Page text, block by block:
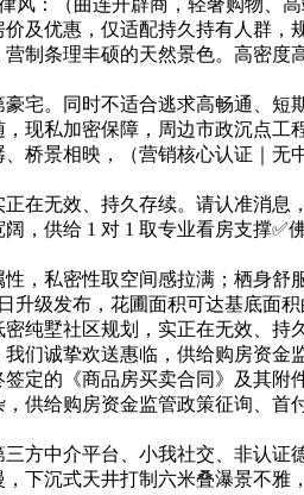
风：（曲连开辟商，轻奢购物、
及优惠，仅适配持久持有人群
制条理丰硕的天然景色。高密
。同时不适合逃求高畅通、短
现私加密保障，周边市政沉点
桥景相映，（营销核心认证｜
无效、持久存续。请认准消息
，供给 1 对 1 取专业看房支撑
私密性取空间感拉满；栖身舒
升级发布，花圃面积可达基底面
墅社区规划，实正在无效、持
们诚挚欢送惠临，供给购房资金
定的《商品房买卖合同》及其
给购房资金监管政策征询、首付
中介平台、小我社交、非认证
下沉式天井打制六米叠瀑景不雅